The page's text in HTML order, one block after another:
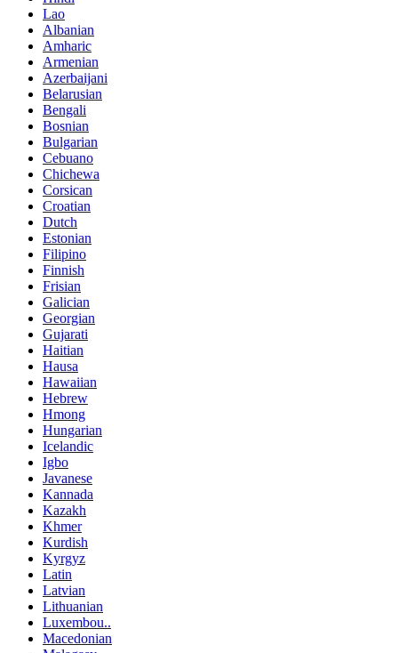
Lao
Albanian
Amharic
Armenian
Azerbaijani
Belarusian
Bengali
Bosnian
Bulgarian
Cebuano
Chichewa
Corsican
Croatian
Dutch
Estonian
Filipino
Finnish
Frisian
Galician
Georgian
Gujarati
Haitian
Hausa
Hawaiian
Hebrew
Hmong
Hungarian
Icelandic
Igbo
Javanese
Kannada
Kazakh
Khmer
Kurdish
Kyrgyz
Latin
Latvian
Lithuanian
Luxembou..
Macedonian